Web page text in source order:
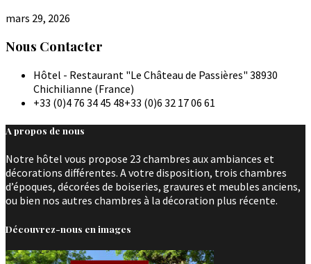
mars 29, 2026
Nous Contacter
Hôtel - Restaurant "Le Château de Passières" 38930
Chichilianne (France)
+33 (0)4 76 34 45 48+33 (0)6 32 17 06 61
A propos de nous
Notre hôtel vous propose 23 chambres aux ambiances et
décorations différentes. A votre disposition, trois chambres
d’époques, décorées de boiseries, gravures et meubles anciens,
ou bien nos autres chambres à la décoration plus récente.
Découvrez-nous en images